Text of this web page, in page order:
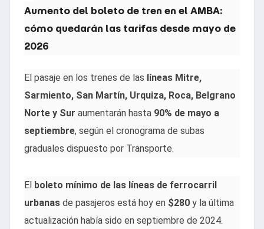
Aumento del boleto de tren en el AMBA:
cómo quedarán las tarifas desde mayo de
2026
El pasaje en los trenes de las líneas Mitre,
Sarmiento, San Martín, Urquiza, Roca, Belgrano
Norte y Sur aumentarán hasta 90% de mayo a
septiembre, según el cronograma de subas
graduales dispuesto por Transporte.
El boleto mínimo de las líneas de ferrocarril
urbanas de pasajeros está hoy en $280 y la última
actualización había sido en septiembre de 2024.